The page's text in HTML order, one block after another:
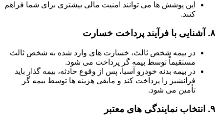
این پوشش ها می توانند امنیت مالی بیشتری برای شما فراهم
کنند.
۸. آشنایی با فرآیند پرداخت خسارت
در بیمه شخص ثالث، خسارت های وارد شده به شخص ثالث
مستقیماً توسط بیمه گر پرداخت می شود.
در بیمه بدنه خودرو آسیا، پس از وقوع حادثه، بیمه گذار باید
فرانشیز را پرداخت کند و مابقی هزینه ها توسط بیمه گر
تأمین می شود.
۹. انتخاب نمایندگی های معتبر